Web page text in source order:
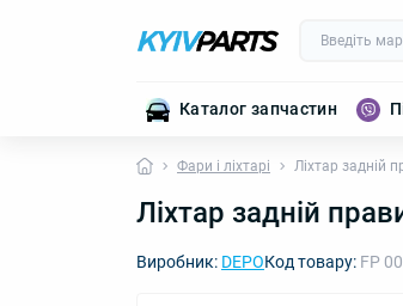
Каталог запчастин
Фари і ліхтарі Ліхтар задній
Ліхтар задній
Виробник: DEPOКод товару: FP